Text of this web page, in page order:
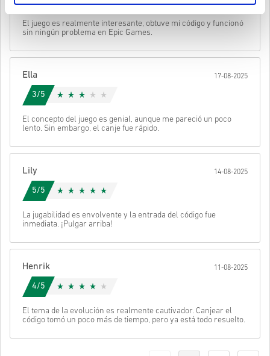
• Elige tu producto
• Introduce tu correo electrónico
• Selecciona tu método de pago preferido
tu código.
Puede recibir más de un código para algunos productos.
Cancelar Enviar
El juego es realmente interesante, obtuve mi código y funcionó
sin ningún problema en Epic Games.
Ella 17-08-2025
3/5
El concepto del juego es genial, aunque me pareció un poco
lento. Sin embargo, el canje fue rápido.
Lily 14-08-2025
5/5
La jugabilidad es envolvente y la entrada del código fue
inmediata. ¡Pulgar arriba!
Henrik 11-08-2025
4/5
El tema de la evolución es realmente cautivador. Canjear el
código tomó un poco más de tiempo, pero ya está todo resuelto.